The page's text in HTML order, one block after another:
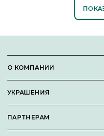
О КОМПАНИИ
Вакансии
УКРАШЕНИЯ
Кольца
ПАРТНЕРАМ